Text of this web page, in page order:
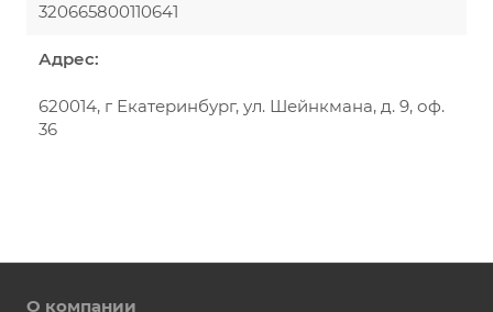
320665800110641
Адрес:
620014, г Екатеринбург, ул. Шейнкмана, д. 9, оф.
36
О компании